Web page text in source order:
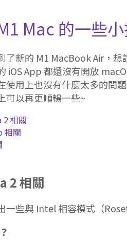
Mac 的一些
了新的 M1 MacBook Air，
iOS App 都還沒有開放
使用上也沒有什麼太多的問
可以再更順暢一些~
2 相關
相關
2 相關
一些與 Intel 相容模式（